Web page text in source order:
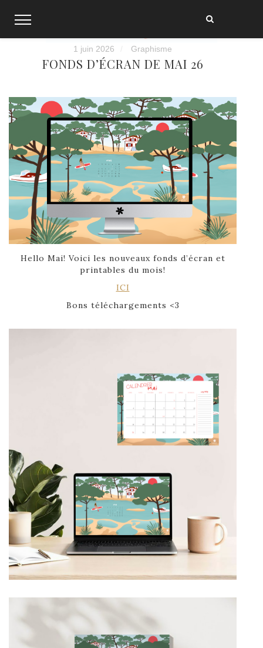
1 juin 2026 Graphisme
FONDS D’ÉCRAN DE MAI 26
Hello Mai! Voici les nouveaux fonds d’écran et
printables du mois!
ICI
Bons téléchargements <3